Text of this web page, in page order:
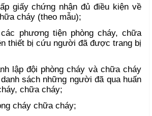
giấy chứng nhận đủ điều kiện về
cháy (theo mẫu);
phương tiện phòng cháy, chữa
thiết bị cứu người đã được trang bị
lập đội phòng cháy và chữa cháy
sách những người đã qua huấn
chữa cháy;
cháy chữa cháy;